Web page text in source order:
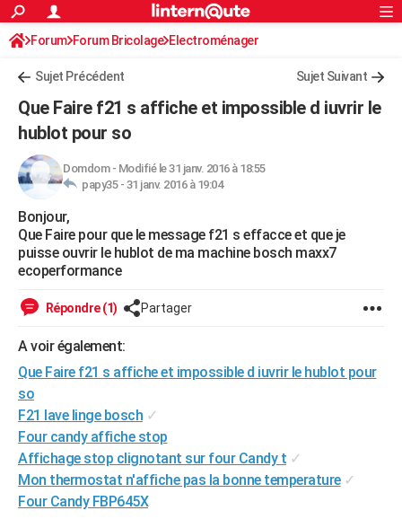
ACTUALITÉS
Politique
Société
Faits Divers
Education
Monde
Villes
+
Programme TV
TNTStreaming
Cinéma
Sorties cinéma
Musique
+FINANCE
Retraite
Impôts
Epargne
Immobilier
Risques naturels par ville
Banque
Assurance
Crédit
AUTO
Essais
Réserver un essai
Citadines
Berlines
SUV
Forum auto
HIGH-TECH
Mobiles
Meilleur smartphone
Internet
Ordinateurs
Jeux vidéo
Guide high-tech
+BRICOLAGE
Forum
Aménagement intérieur
Extérieur
Cuisine
Salle de bains
Jardinage
Rangement
WEEK-END
Guides de France
Escapades
Patrimoine
Expositions
Musées
Week-end nature
LIFESTYLE
Art de vivre
Bien-être
Loisirs
Mode
Modes de vie
SANTE
Alimentation
Guide de la santé
Maladies
Médicaments
Sommeil
VOYAGE
Destinations
City break
Voyage nature
Voyage de noces
Forum
Climat
+PHOTO
GUIDES D'ACHAT
BONS PLANS
S'inscrire
Connexion
Forum Forum Bricolage Electroménager
Sujet Précédent Sujet Suivant
Que Faire f21 s affiche et impossible d iuvrir le
hublot pour so
Domdom- Modifié le 31 janv. 2016 à 18:55
papy35 - 31 janv. 2016 à 19:04
Bonjour,
Que Faire pour que le message f21 s effacce et que je
puisse ouvrir le hublot de ma machine bosch maxx7
ecoperformance
Répondre (1) Partager
A voir également:
Que Faire f21 s affiche et impossible d iuvrir le hublot pour
so
F21 lave linge bosch ✓
Four candy affiche stop
Affichage stop clignotant sur four Candy t ✓
Mon thermostat n'affiche pas la bonne temperature ✓
Four Candy FBP645X